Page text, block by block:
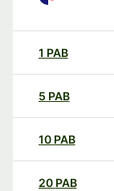
1 PAB
5 PAB
10 PAB
20 PAB